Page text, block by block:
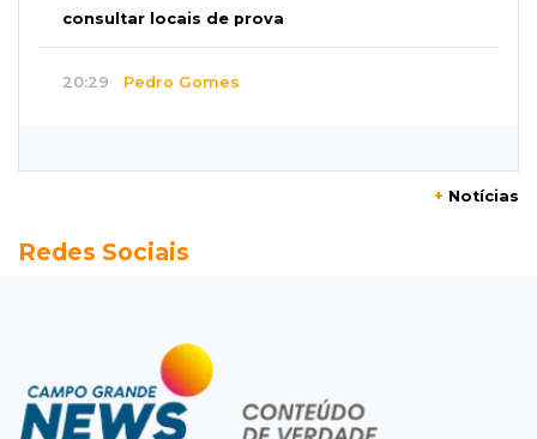
consultar locais de prova
20:29 Pedro Gomes
Pantanal treina em Goiânia antes de jogo que
Campeonato Brasileiro
Remo busca empate com Atlético-MG e segue
na zona de rebaixamento
+ Notícias
Redes Sociais